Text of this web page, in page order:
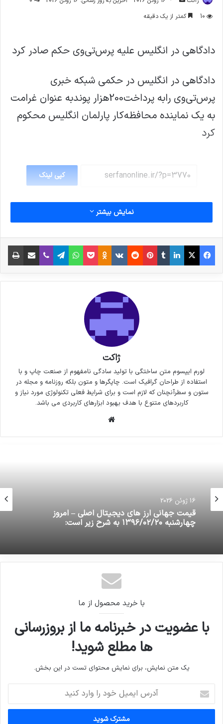
ایمیل
10
کمتر از یک دقیقه
دادگاهی در انگلیس علیه پرس‌تی‌وی حکم صادر کرد
دادگاهی در انگلیس در حکمی شبکه خبری
پرس‌تی‌وی رابه پرداخت200هزار پوندبه عنوان غرامت
به یک نماینده محافظه‌کار پارلمان انگلیس محکوم
کرد
کپی لینک
نمایش بیشتر
فیس بوک X لینکدین
‫تامبلر‫پین‌ترست
‫رددیت‫VKontakte
‫Odnoklassniki
پاکتواتس آپ تلگراموایبر اشتراک گذاری از طریق ایمیل
ژاکت
لورم ایپسوم متن ساختگی با تولید سادگی نامفهوم از صنعت چاپ و با
استفاده از طراحان گرافیک است. چاپگرها و متون بلکه روزنامه و مجله در
ستون و سطرآنچنان که لازم است و برای شرایط فعلی تکنولوژی مورد نیاز و
کاربردهای متنوع با هدف بهبود ابزارهای کاربردی می باشد.
16 ژوئن 2026
قیمت جهانی ارز های دیجیتال اصلی – امروز
چهارشنبه ۱۳۹۶/۰۲/۲۰ به شرح زیر است:
با خرید محصول از ما
با عضویت در خبرنامه ما از بروزرسانی
ها مطلع شوید!
یک متن نمایش، برای نمایش محتوای تست در این بخش.
ایمیل
خود